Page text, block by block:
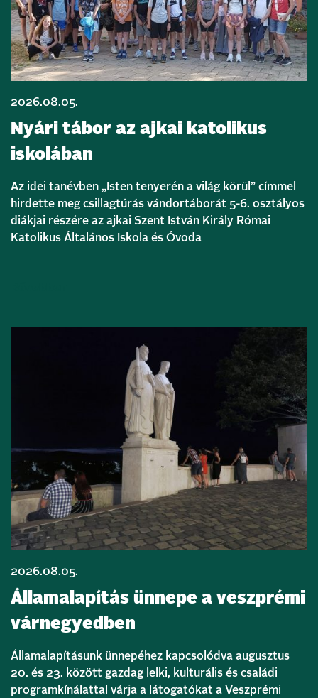
2026.08.05.
Nyári tábor az ajkai katolikus
iskolában
Az idei tanévben „Isten tenyerén a világ körül” címmel
hirdette meg csillagtúrás vándortáborát 5-6. osztályos
diákjai részére az ajkai Szent István Király Római
Katolikus Általános Iskola és Óvoda
2026.08.05.
Államalapítás ünnepe a veszprémi
várnegyedben
Államalapításunk ünnepéhez kapcsolódva augusztus
20. és 23. között gazdag lelki, kulturális és családi
programkínálattal várja a látogatókat a Veszprémi